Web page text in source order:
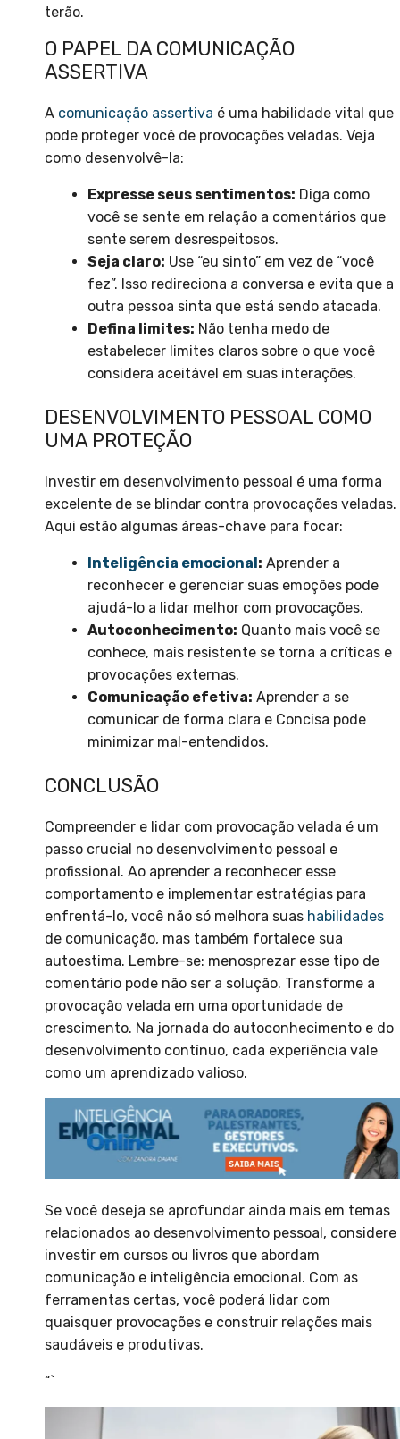
terão.
O PAPEL DA COMUNICAÇÃO
ASSERTIVA
A comunicação assertiva é uma habilidade vital que
pode proteger você de provocações veladas. Veja
como desenvolvê-la:
Expresse seus sentimentos: Diga como
você se sente em relação a comentários que
sente serem desrespeitosos.
Seja claro: Use “eu sinto” em vez de “você
fez”. Isso redireciona a conversa e evita que a
outra pessoa sinta que está sendo atacada.
Defina limites: Não tenha medo de
estabelecer limites claros sobre o que você
considera aceitável em suas interações.
DESENVOLVIMENTO PESSOAL COMO
UMA PROTEÇÃO
Investir em desenvolvimento pessoal é uma forma
excelente de se blindar contra provocações veladas.
Aqui estão algumas áreas-chave para focar:
Inteligência emocional : Aprender a
reconhecer e gerenciar suas emoções pode
ajudá-lo a lidar melhor com provocações.
Autoconhecimento: Quanto mais você se
conhece, mais resistente se torna a críticas e
provocações externas.
Comunicação efetiva: Aprender a se
comunicar de forma clara e Concisa pode
minimizar mal-entendidos.
CONCLUSÃO
Compreender e lidar com provocação velada é um
passo crucial no desenvolvimento pessoal e
profissional. Ao aprender a reconhecer esse
comportamento e implementar estratégias para
enfrentá-lo, você não só melhora suas habilidades
de comunicação, mas também fortalece sua
autoestima. Lembre-se: menosprezar esse tipo de
comentário pode não ser a solução. Transforme a
provocação velada em uma oportunidade de
crescimento. Na jornada do autoconhecimento e do
desenvolvimento contínuo, cada experiência vale
como um aprendizado valioso.
Se você deseja se aprofundar ainda mais em temas
relacionados ao desenvolvimento pessoal, considere
investir em cursos ou livros que abordam
comunicação e inteligência emocional. Com as
ferramentas certas, você poderá lidar com
quaisquer provocações e construir relações mais
saudáveis e produtivas.
“`